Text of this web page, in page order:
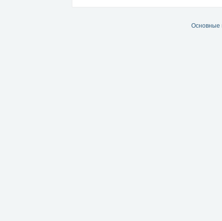
Основные